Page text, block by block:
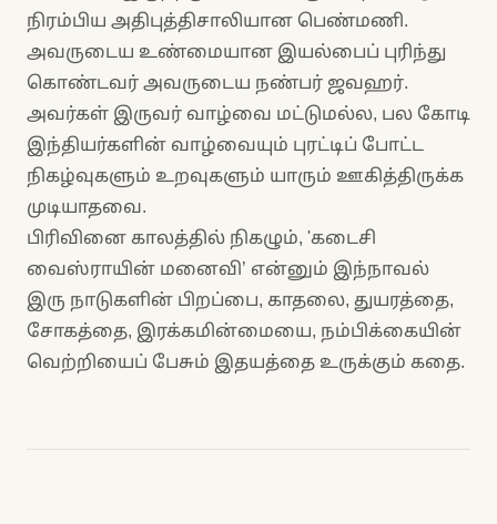
நிரம்பிய அதிபுத்திசாலியான பெண்மணி.
அவருடைய உண்மையான இயல்பைப் புரிந்து
கொண்டவர் அவருடைய நண்பர் ஜவஹர்.
அவர்கள் இருவர் வாழ்வை மட்டுமல்ல, பல கோடி
இந்தியர்களின் வாழ்வையும் புரட்டிப் போட்ட
நிகழ்வுகளும் உறவுகளும் யாரும் ஊகித்திருக்க
முடியாதவை.
பிரிவினை காலத்தில் நிகழும், 'கடைசி
வைஸ்ராயின் மனைவி’ என்னும் இந்நாவல்
இரு நாடுகளின் பிறப்பை, காதலை, துயரத்தை,
சோகத்தை, இரக்கமின்மையை, நம்பிக்கையின்
வெற்றியைப் பேசும் இதயத்தை உருக்கும் கதை.